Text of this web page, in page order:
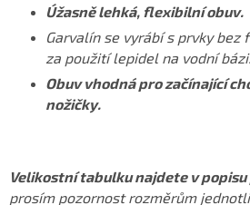
Úžasně lehká, flexibilní obuv.
Garvalín se vyrábí s prvky
za použití lepidel na vodní bázi.
Obuv vhodná pro začínající
nožičky.
Velikostní tabulku najdete v
prosím pozornost rozměrům